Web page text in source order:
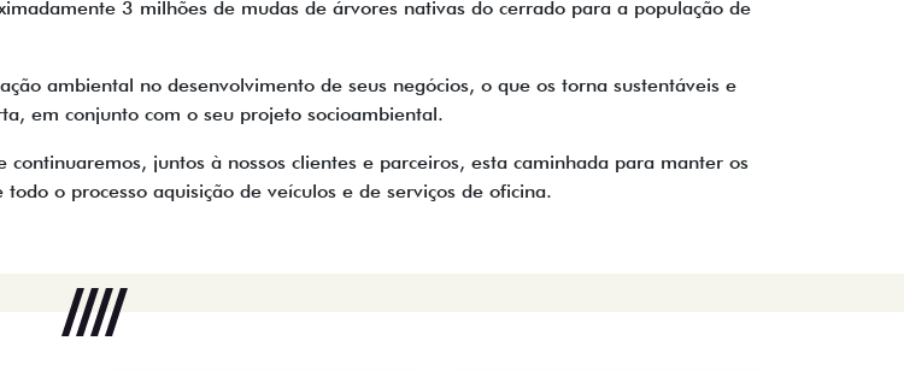
3 milhões de mudas de árvores nativas do cerrado para a população de
ambiental no desenvolvimento de seus negócios, o que os torna sustentáveis e
em conjunto com o seu projeto socioambiental.
juntos à nossos clientes e parceiros, esta caminhada para manter os
o processo aquisição de veículos e de serviços de oficina.